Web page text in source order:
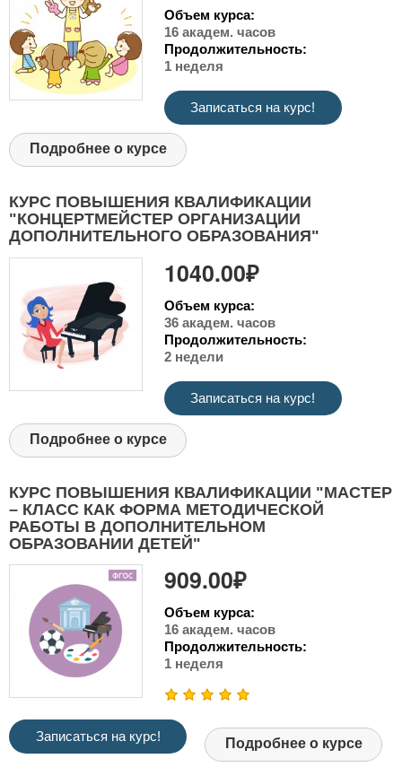
Объем курса:
16 академ. часов
Продолжительность:
1 неделя
Записаться на курс!
Подробнее о курсе
КУРС ПОВЫШЕНИЯ КВАЛИФИКАЦИИ
"КОНЦЕРТМЕЙСТЕР ОРГАНИЗАЦИИ
ДОПОЛНИТЕЛЬНОГО ОБРАЗОВАНИЯ"
1040.00₽
Объем курса:
36 академ. часов
Продолжительность:
2 недели
Записаться на курс!
Подробнее о курсе
КУРС ПОВЫШЕНИЯ КВАЛИФИКАЦИИ "МАСТЕР
– КЛАСС КАК ФОРМА МЕТОДИЧЕСКОЙ
РАБОТЫ В ДОПОЛНИТЕЛЬНОМ
ОБРАЗОВАНИИ ДЕТЕЙ"
909.00₽
Объем курса:
16 академ. часов
Продолжительность:
1 неделя
Записаться на курс! Подробнее о курсе